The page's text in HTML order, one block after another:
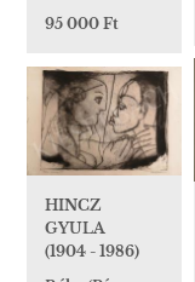
95 000 Ft
HINCZ
GYULA
(1904 - 1986)